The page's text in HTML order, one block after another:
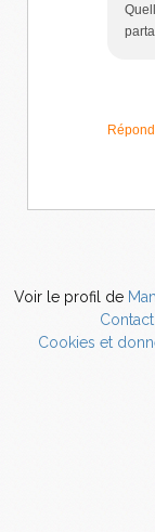
Voir le profil de
Contact
Cookies et